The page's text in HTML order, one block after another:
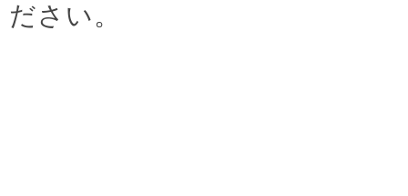
ださい。